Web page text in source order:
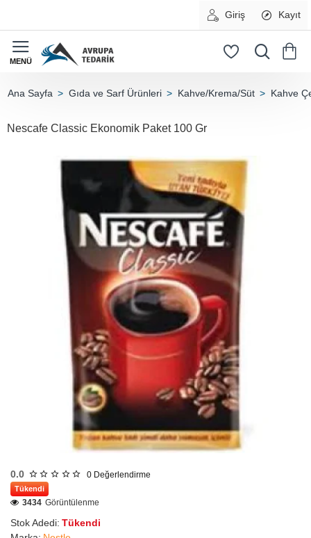
Giriş Kayıt
Gıda ve Sarf Ürünleri Kahve/Krema/Süt Kahve
Nescafe Classic Ekonomik Paket 100 Gr
0.0 0 Değerlendirme
Tükendi
Stok Adedi: Tükendi
3434 Görüntülenme